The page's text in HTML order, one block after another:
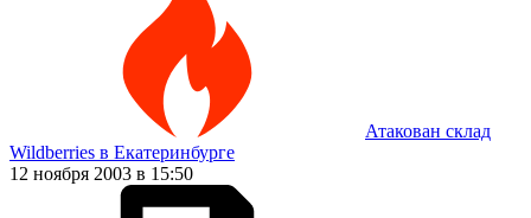
Атакован склад
Wildberries в Екатеринбурге
12 ноября 2003 в 15:50